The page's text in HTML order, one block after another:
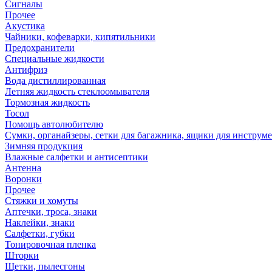
Сигналы
Прочее
Акустика
Чайники, кофеварки, кипятильники
Предохранители
Специальные жидкости
Антифриз
Вода дистиллированная
Летняя жидкость стеклоомывателя
Тормозная жидкость
Тосол
Помощь автолюбителю
Сумки, органайзеры, сетки для багажника, ящики для
Зимняя продукция
Влажные салфетки и антисептики
Антенна
Воронки
Прочее
Стяжки и хомуты
Аптечки, троса, знаки
Наклейки, знаки
Салфетки, губки
Тонировочная пленка
Шторки
Щетки, пылесгоны